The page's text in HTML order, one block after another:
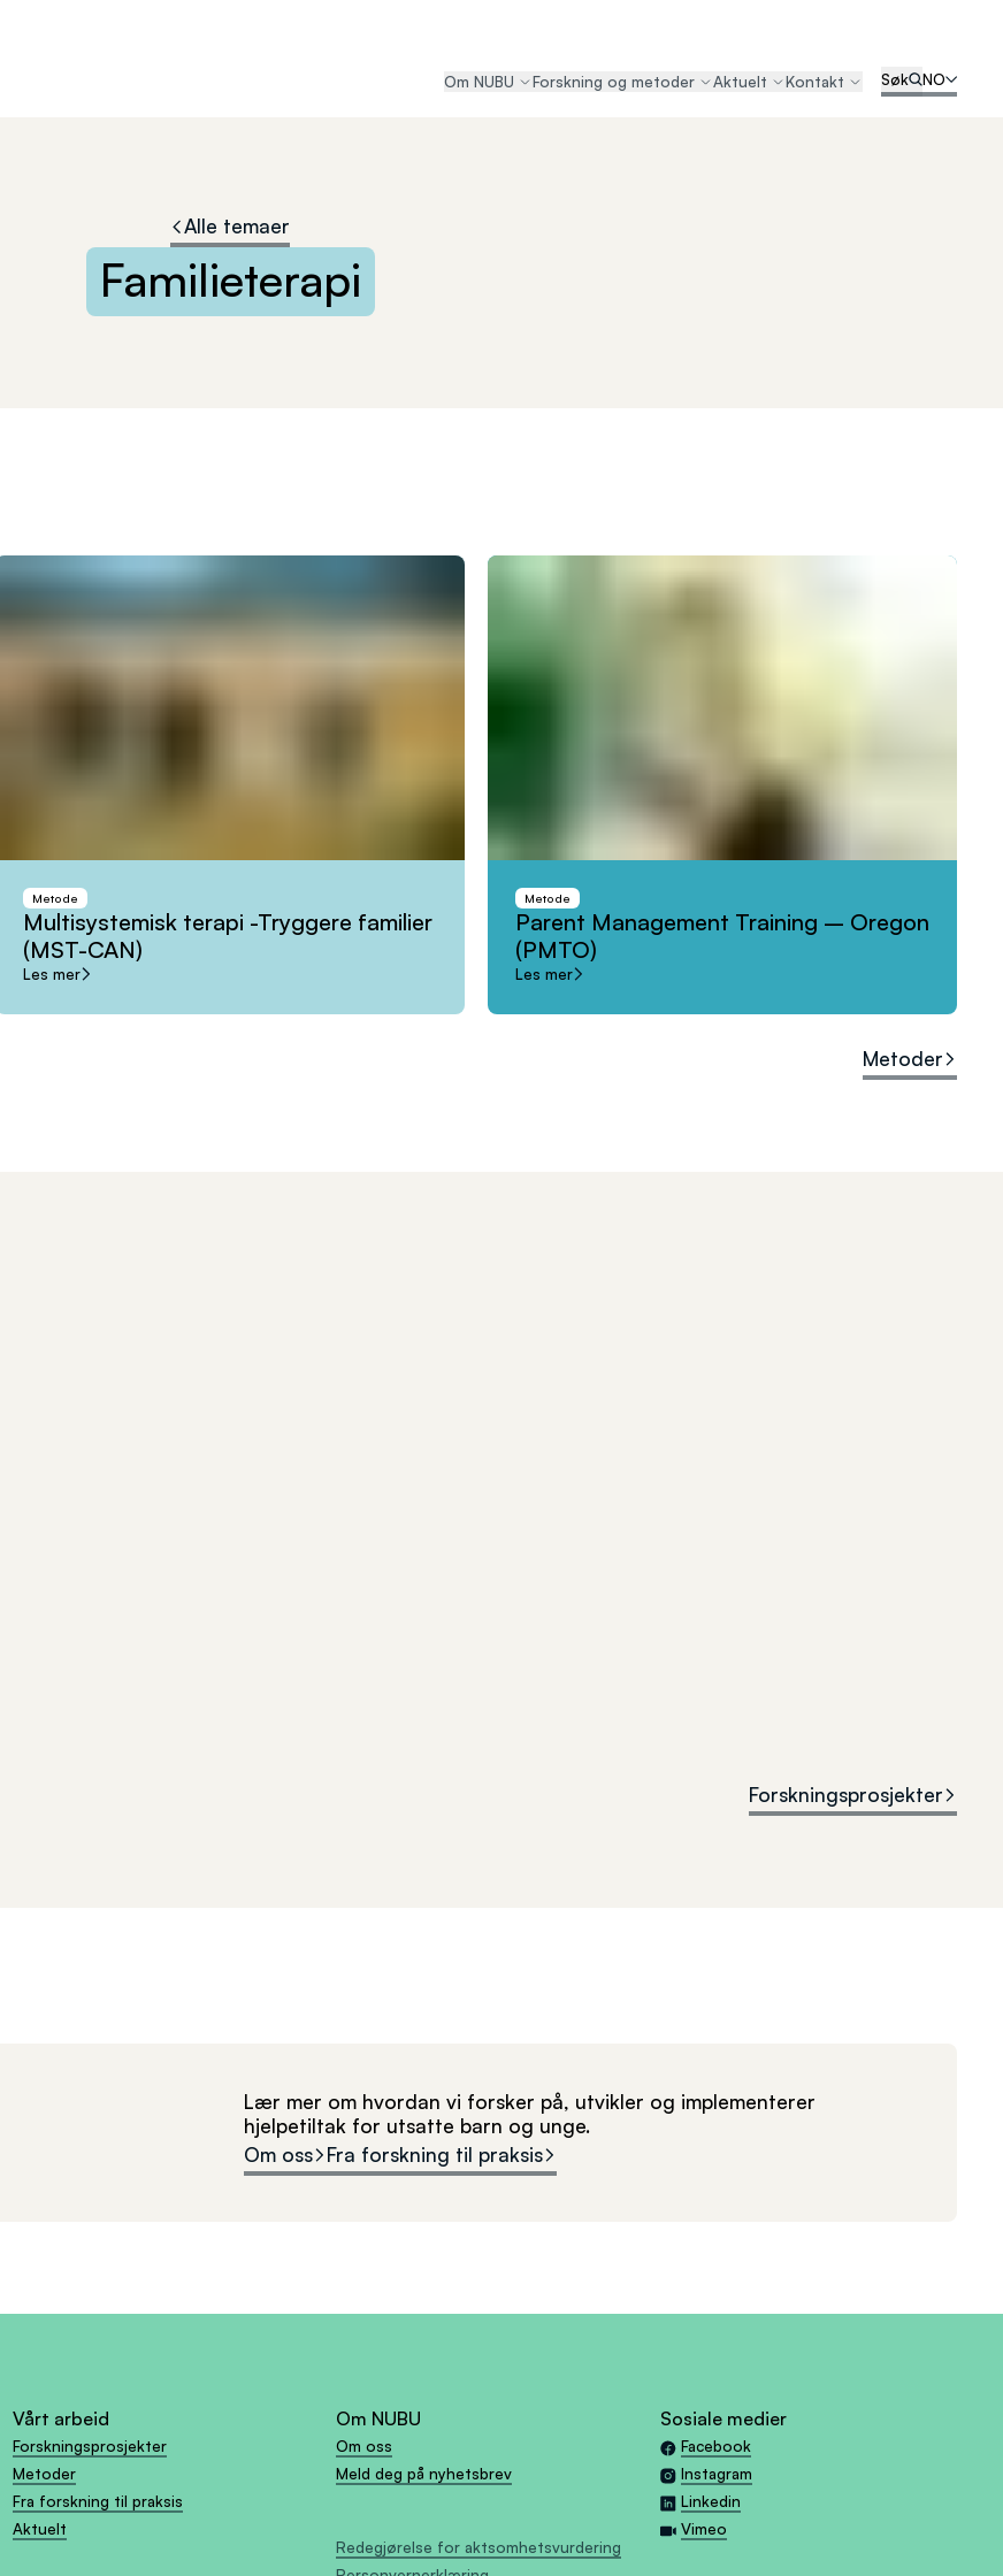
Om NUBU Forskning og metoder Aktuelt Kontakt Søk NO
Alle temaer
Familieterapi
Metode
Multisystemisk terapi -Tryggere familier
(MST-CAN)
Les mer
Metode
Parent Management Training – Oregon
(PMTO)
Les mer
Metoder
Forskningsprosjekter
Lær mer om hvordan vi forsker på, utvikler og implementerer
hjelpetiltak for utsatte barn og unge.
Om oss
Fra forskning til praksis
Vårt arbeid
Forskningsprosjekter
Metoder
Fra forskning til praksis
Aktuelt
Om NUBU
Om oss
Meld deg på nyhetsbrev
Redegjørelse for aktsomhetsvurdering
Sosiale medier
Facebook
Instagram
Linkedin
Vimeo